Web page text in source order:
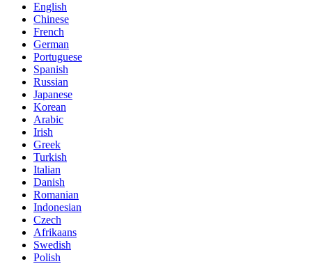
English
Chinese
French
German
Portuguese
Spanish
Russian
Japanese
Korean
Arabic
Irish
Greek
Turkish
Italian
Danish
Romanian
Indonesian
Czech
Afrikaans
Swedish
Polish